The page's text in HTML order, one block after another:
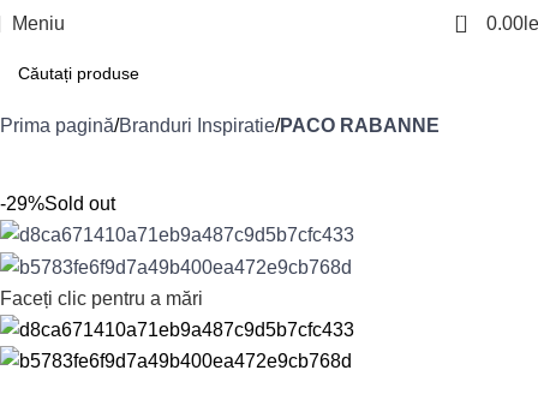
Meniu 0 0.00
Prima pagină Branduri Inspiratie PACO RABANNE
-29%Sold out
Faceți clic pentru a mări